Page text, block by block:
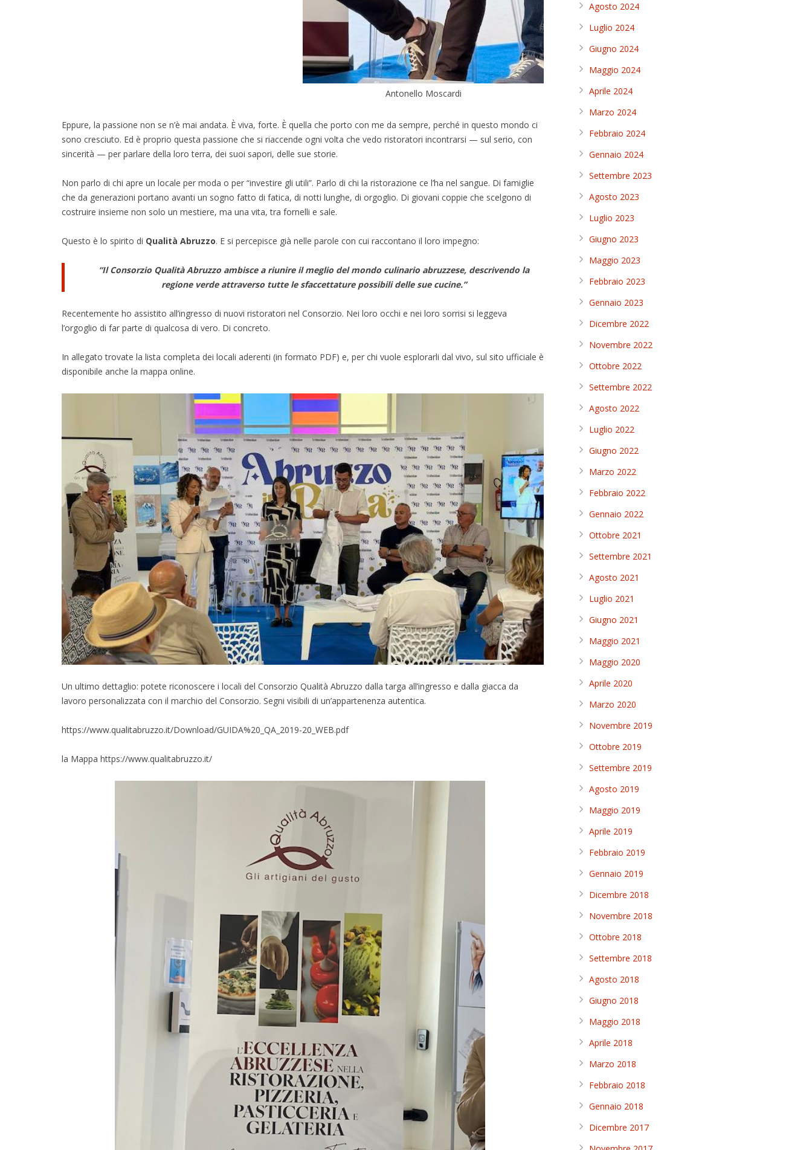
Antonello Moscardi
Eppure, la passione non se n’è mai andata. È viva, forte. È quella che porto con me da sempre, perché in questo mondo ci
sono cresciuto. Ed è proprio questa passione che si riaccende ogni volta che vedo ristoratori incontrarsi — sul serio, con
sincerità — per parlare della loro terra, dei suoi sapori, delle sue storie.
Non parlo di chi apre un locale per moda o per “investire gli utili”. Parlo di chi la ristorazione ce l’ha nel sangue. Di famiglie
che da generazioni portano avanti un sogno fatto di fatica, di notti lunghe, di orgoglio. Di giovani coppie che scelgono di
costruire insieme non solo un mestiere, ma una vita, tra fornelli e sale.
Questo è lo spirito di Qualità Abruzzo. E si percepisce già nelle parole con cui raccontano il loro impegno:
“Il Consorzio Qualità Abruzzo ambisce a riunire il meglio del mondo culinario abruzzese, descrivendo la
regione verde attraverso tutte le sfaccettature possibili delle sue cucine.”
Recentemente ho assistito all’ingresso di nuovi ristoratori nel Consorzio. Nei loro occhi e nei loro sorrisi si leggeva
l’orgoglio di far parte di qualcosa di vero. Di concreto.
In allegato trovate la lista completa dei locali aderenti (in formato PDF) e, per chi vuole esplorarli dal vivo, sul sito ufficiale è
disponibile anche la mappa online.
Un ultimo dettaglio: potete riconoscere i locali del Consorzio Qualità Abruzzo dalla targa all’ingresso e dalla giacca da
lavoro personalizzata con il marchio del Consorzio. Segni visibili di un’appartenenza autentica.
https://www.qualitabruzzo.it/Download/GUIDA%20_QA_2019-20_WEB.pdf
la Mappa https://www.qualitabruzzo.it/
Agosto 2024
Luglio 2024
Giugno 2024
Maggio 2024
Aprile 2024
Marzo 2024
Febbraio 2024
Gennaio 2024
Settembre 2023
Agosto 2023
Luglio 2023
Giugno 2023
Maggio 2023
Febbraio 2023
Gennaio 2023
Dicembre 2022
Novembre 2022
Ottobre 2022
Settembre 2022
Agosto 2022
Luglio 2022
Giugno 2022
Marzo 2022
Febbraio 2022
Gennaio 2022
Ottobre 2021
Settembre 2021
Agosto 2021
Luglio 2021
Giugno 2021
Maggio 2021
Maggio 2020
Aprile 2020
Marzo 2020
Novembre 2019
Ottobre 2019
Settembre 2019
Agosto 2019
Maggio 2019
Aprile 2019
Febbraio 2019
Gennaio 2019
Dicembre 2018
Novembre 2018
Ottobre 2018
Settembre 2018
Agosto 2018
Giugno 2018
Maggio 2018
Aprile 2018
Marzo 2018
Febbraio 2018
Gennaio 2018
Dicembre 2017